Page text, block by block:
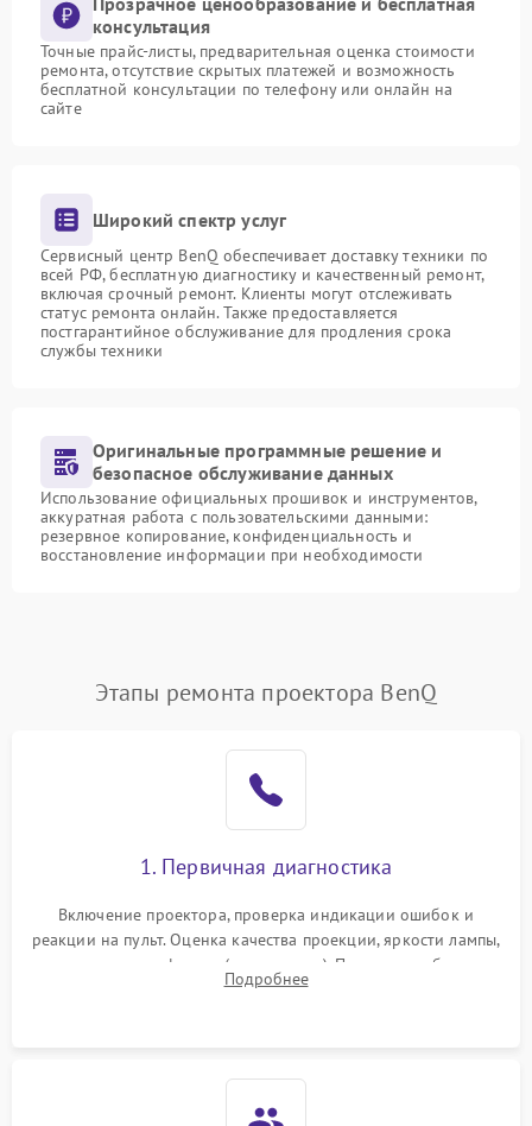
консультация
Точные прайс-листы, предварительная оценка стоимости
ремонта, отсутствие скрытых платежей и возможность
бесплатной консультации по телефону или онлайн на
сайте
Широкий спектр услуг
Сервисный центр BenQ обеспечивает доставку техники по
всей РФ, бесплатную диагностику и качественный ремонт,
включая срочный ремонт. Клиенты могут отслеживать
статус ремонта онлайн. Также предоставляется
постгарантийное обслуживание для продления срока
службы техники
Оригинальные программные решение и
безопасное обслуживание данных
Использование официальных прошивок и инструментов,
аккуратная работа с пользовательскими данными:
резервное копирование, конфиденциальность и
восстановление информации при необходимости
Этапы ремонта проектора BenQ
1. Первичная диагностика
Включение проектора, проверка индикации ошибок и
реакции на пульт. Оценка качества проекции, яркости лампы,
наличия артефактов (точки, пятна). Проверка работы
системы охлаждения по уровню шума вентиляторов.
Подробнее